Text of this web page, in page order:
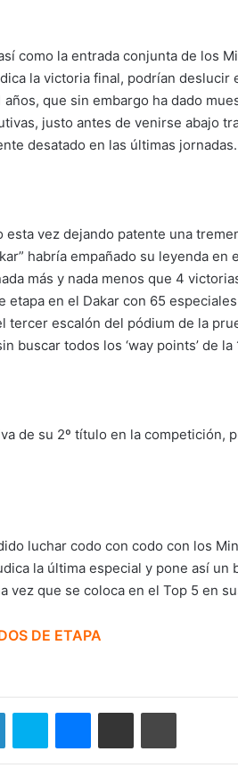
como la entrada conjunta de los
la victoria final, podrían
que sin embargo ha dado
justo antes de venirse abajo
desatado en las últimas jornadas.
vez dejando patente una
habría empañado su leyenda
más y nada menos que 4
en el Dakar con 65
tercer escalón del pódium de la
todos los ‘way points’ de la
de su 2º título en la competición,
luchar codo con codo con los
la última especial y pone así un
vez que se coloca en el Top 5 en
DE ETAPA